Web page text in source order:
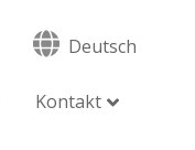
Deutsch
Kontakt